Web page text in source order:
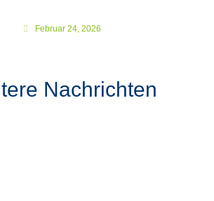
Februar 24, 2026
Nachrichten